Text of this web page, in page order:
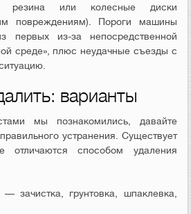
резина или колесные диски
повреждениям). Пороги машины
первых из-за непосредственной
среде», плюс неудачные съезды с
варианты
мы познакомились, давайте
устранения. Существует
отличаются способом удаления
зачистка, грунтовка, шпаклевка,